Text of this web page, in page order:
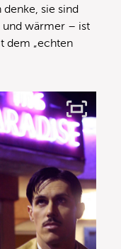
sie sind
und wärmer – ist
dem „echten